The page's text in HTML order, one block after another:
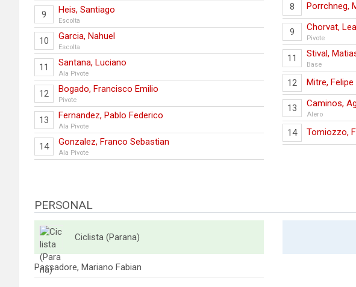
9 Heis, Santiago
Escolta
10 Garcia, Nahuel
Escolta
11 Santana, Luciano
Ala Pivote
12 Bogado, Francisco Emilio
Pivote
13 Fernandez, Pablo Federico
Ala Pivote
14 Gonzalez, Franco Sebastian
Ala Pivote
8 Porrchneg,
9 Chorvat,
Pivote
11 Stival,
Base
12 Mitre, Felipe
13 Caminos,
Alero
14 Tomiozzo,
PERSONAL
Ciclista (Parana)
Passadore, Mariano Fabian